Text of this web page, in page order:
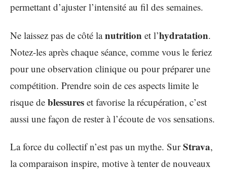
permettant d’ajuster l’intensité au fil des semaines.
Ne laissez pas de côté lanutrition et l’hydratation.
Notez-les après chaque séance, comme vous le feriez
pour une observation clinique ou pour préparer une
compétition. Prendre soin de ces aspects limite le
risque de blessures et favorise la récupération, c’est
aussi une façon de rester à l’écoute de vos sensations.
La force du collectif n’est pas un mythe. SurStrava,
la comparaison inspire, motive à tenter de nouveaux